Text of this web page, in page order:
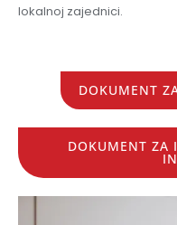
lokalnoj zajednici.
DOKUMENT
DOKUMENT ZA